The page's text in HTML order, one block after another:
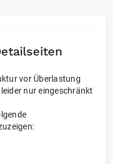
vor Überlastung
nur eingeschränkt